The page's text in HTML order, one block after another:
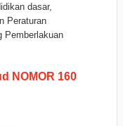
dasar,
Peraturan
Pemberlakuan
NOMOR 160